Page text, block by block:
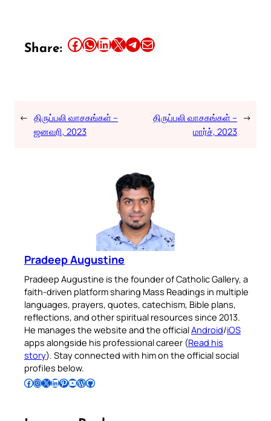
Share: Share this article on Facebook Share this article on WhatsApp Share this article on LinkedIn Share this article on X Share this article on TelegramEmail this Article
← திருப்பலி வாசகங்கள் –
ஜனவரி, 2023
திருப்பலி வாசகங்கள் –
மார்ச், 2023
→
Pradeep Augustine
Pradeep Augustine is the founder of Catholic Gallery, a
faith-driven platform sharing Mass Readings in multiple
languages, prayers, quotes, catechism, Bible plans,
reflections, and other spiritual resources since 2013.
He manages the website and the officialAndroid/iOS
apps alongside his professional career (Read his
story). Stay connected with him on the official social
profiles below.
Follow Pradeep on Facebook Follow Pradeep on InstagramFollow Pradeep on X Follow Pradeep on LinkedIn Follow Pradeep on Pinterest Subscribe to Pradeep’s Youtube Channel Follow Pradeep on WordPress Follow Pradeep on GitHub